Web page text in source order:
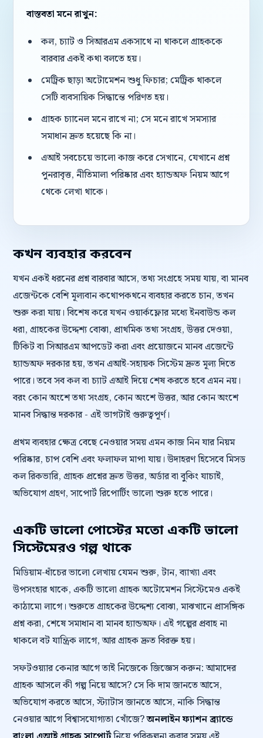
বাস্তবতা মনে রাখুন:
কল, চ্যাট ও সিআরএম একসাথে না থাকলে গ্রাহককে
বারবার একই কথা বলতে হয়।
মেট্রিক ছাড়া অটোমেশন শুধু ফিচার; মেট্রিক থাকলে
সেটি ব্যবসায়িক সিদ্ধান্তে পরিণত হয়।
গ্রাহক চ্যানেল মনে রাখে না; সে মনে রাখে সমস্যার
সমাধান দ্রুত হয়েছে কি না।
এআই সবচেয়ে ভালো কাজ করে সেখানে, যেখানে প্রশ্ন
পুনরাবৃত্ত, নীতিমালা পরিষ্কার এবং হ্যান্ডঅফ নিয়ম আগে
থেকে লেখা থাকে।
কখন ব্যবহার করবেন
যখন একই ধরনের প্রশ্ন বারবার আসে, তথ্য সংগ্রহে সময় যায়, বা মানব
এজেন্টকে বেশি মূল্যবান কথোপকথনে ব্যবহার করতে চান, তখন
শুরু করা যায়। বিশেষ করে যখন ওয়ার্কফ্লোর মধ্যে ইনবাউন্ড কল
ধরা, গ্রাহকের উদ্দেশ্য বোঝা, প্রাথমিক তথ্য সংগ্রহ, উত্তর দেওয়া,
টিকিট বা সিআরএম আপডেট করা এবং প্রয়োজনে মানব এজেন্টে
হ্যান্ডঅফ দরকার হয়, তখন এআই-সহায়ক সিস্টেম দ্রুত মূল্য দিতে
পারে। তবে সব কল বা চ্যাট এআই দিয়ে শেষ করতে হবে এমন নয়।
বরং কোন অংশে তথ্য সংগ্রহ, কোন অংশে উত্তর, আর কোন অংশে
মানব সিদ্ধান্ত দরকার - এই ভাগটাই গুরুত্বপূর্ণ।
প্রথম ব্যবহার ক্ষেত্র বেছে নেওয়ার সময় এমন কাজ নিন যার নিয়ম
পরিষ্কার, চাপ বেশি এবং ফলাফল মাপা যায়। উদাহরণ হিসেবে মিসড
কল রিকভারি, গ্রাহক প্রশ্নের দ্রুত উত্তর, অর্ডার বা বুকিং যাচাই,
অভিযোগ গ্রহণ, সাপোর্ট রিপোর্টিং ভালো শুরু হতে পারে।
একটি ভালো পোস্টের মতো একটি ভালো
সিস্টেমেরও গল্প থাকে
মিডিয়াম-ধাঁচের ভালো লেখায় যেমন শুরু, টান, ব্যাখ্যা এবং
উপসংহার থাকে, একটি ভালো গ্রাহক অটোমেশন সিস্টেমেও একই
কাঠামো লাগে। শুরুতে গ্রাহকের উদ্দেশ্য বোঝা, মাঝখানে প্রাসঙ্গিক
প্রশ্ন করা, শেষে সমাধান বা মানব হ্যান্ডঅফ। এই গল্পের প্রবাহ না
থাকলে বট যান্ত্রিক লাগে, আর গ্রাহক দ্রুত বিরক্ত হয়।
সফটওয়্যার কেনার আগে তাই নিজেকে জিজ্ঞেস করুন: আমাদের
গ্রাহক আসলে কী গল্প নিয়ে আসে? সে কি দাম জানতে আসে,
অভিযোগ করতে আসে, স্ট্যাটাস জানতে আসে, নাকি সিদ্ধান্ত
নেওয়ার আগে বিশ্বাসযোগ্যতা খোঁজে?অনলাইন ফ্যাশন ব্র্যান্ডে